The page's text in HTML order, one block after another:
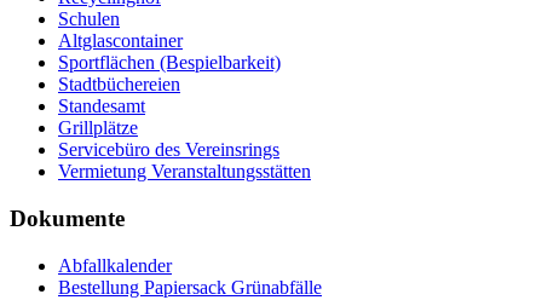
Schulen
Altglascontainer
Sportflächen (Bespielbarkeit)
Stadtbüchereien
Standesamt
Grillplätze
Servicebüro des Vereinsrings
Vermietung Veranstaltungsstätten
Dokumente
Abfallkalender
Bestellung Papiersack Grünabfälle